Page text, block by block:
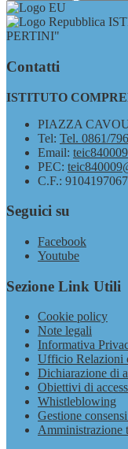
PERTINI"
Contatti
ISTITUTO
PIAZZA
Tel: Tel. 0861/
Email:
PEC:
C.F.:
Seguici su
Facebook
Youtube
Sezione Link Utili
Cookie policy
Note legali
Informativa
Ufficio Relazioni
Dichiarazione di
Obiettivi di
Whistleblowing
Gestione
Amministrazione